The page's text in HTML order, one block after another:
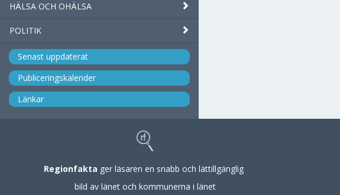
HÄLSA OCH OHÄLSA
POLITIK
Senast uppdaterat
Publiceringskalender
Länkar
Regionfakta ger läsaren en snabb och lättillgänglig
bild av länet och kommunerna i länet